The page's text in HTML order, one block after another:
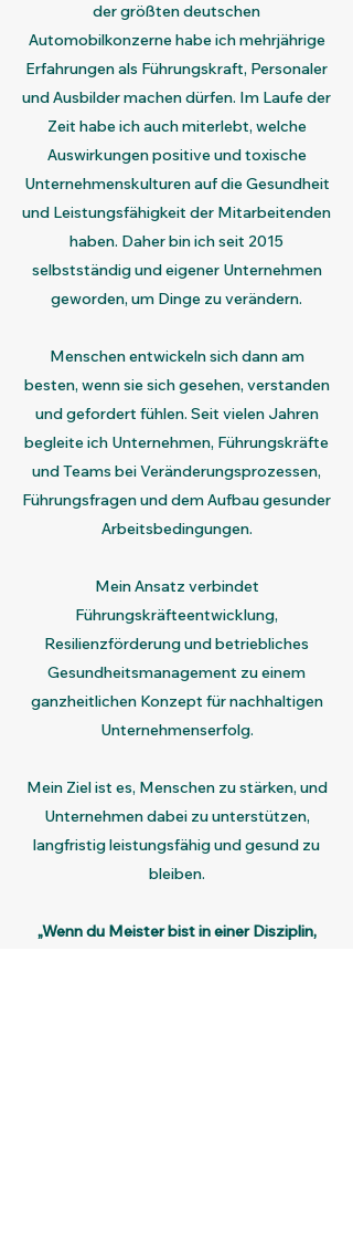
der größten deutschen
Automobilkonzerne habe ich mehrjährige
Erfahrungen als Führungskraft, Personaler
und Ausbilder machen dürfen. Im Laufe der
Zeit habe ich auch miterlebt, welche
Auswirkungenpositive und toxische
Unternehmenskulturen auf die Gesundheit
und Leistungsfähigkeit der Mitarbeitenden
haben. Daher bin ich seit 2015
selbstständig und eigener Unternehmen
geworden, um Dinge zu verändern.
Menschen entwickeln sich dann am
besten, wenn sie sich gesehen, verstanden
und gefordert fühlen. Seit vielen Jahren
begleite ich Unternehmen, Führungskräfte
und Teams bei Veränderungsprozessen,
Führungsfragen und dem Aufbau gesunder
Arbeitsbedingungen.
Mein Ansatz verbindet
Führungskräfteentwicklung,
Resilienzförderung und betriebliches
Gesundheitsmanagement zu einem
ganzheitlichen Konzept für nachhaltigen
Unternehmenserfolg.
Mein Ziel ist es, Menschen zu stärken, und
Unternehmen dabei zu unterstützen,
langfristig leistungsfähig und gesund zu
bleiben.
„Wenn du Meister bist in einer Disziplin,